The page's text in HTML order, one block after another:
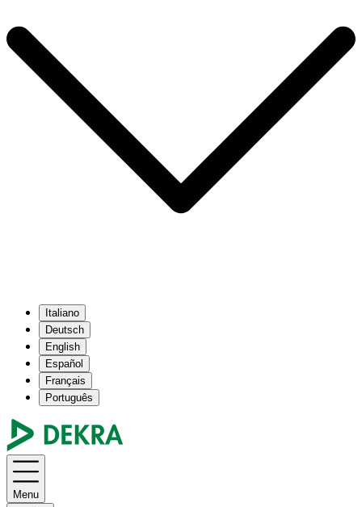
Italiano
Deutsch
English
Español
Français
Português
Menu